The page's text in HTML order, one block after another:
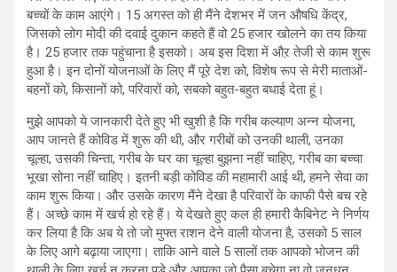
बच्‍चों के काम आएंगे। 15 अगस्त को ही मैंने देशभर में जन औषधि केंद्र,
जिसको लोग मोदी की दवाई दुकान कहते हैं वो 25 हजार खोलने का तय किया
है। 25 हजार तक पहुंचाना है इसको। अब इस दिशा में औऱ तेजी से काम शुरू
हुआ है। इन दोनों योजनाओं के लिए मैं पूरे देश को, विशेष रूप से मेरी माताओं-
बहनों को, किसानों को, परिवारों को, सबको बहुत-बहुत बधाई देता हूं।
मुझे आपको ये जानकारी देते हुए भी खुशी है कि गरीब कल्याण अन्न योजना,
आप जानते हैं कोविड में शुरू की थी, और गरीबों को उनकी थाली, उनका
चूल्‍हा, उसकी चिन्‍ता, गरीब के घर का चूल्‍हा बुझना नहीं चाहिए, गरीब का बच्‍चा
भूखा सोना नहीं चाहिए। इतनी बड़ी कोविड की महामारी आई थी, हमने सेवा का
काम शुरू किया। और उसके कारण मैंने देखा है परिवारों के काफी पैसे बच रहे
हैं। अच्‍छे काम में खर्च हो रहे हैं। ये देखते हुए कल ही हमारी कैबिनेट ने निर्णय
कर लिया है कि अब ये तो जो मुफ्त राशन देने वाली योजना है, उसको 5 साल
के लिए आगे बढ़ाया जाएगा। ताकि आने वाले 5 सालों तक आपको भोजन की